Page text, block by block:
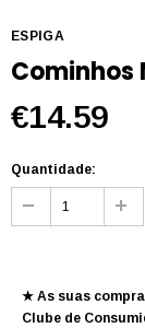
ESPIGA
Cominhos
€14.59
Quantidade:
★ As suas
Clube de